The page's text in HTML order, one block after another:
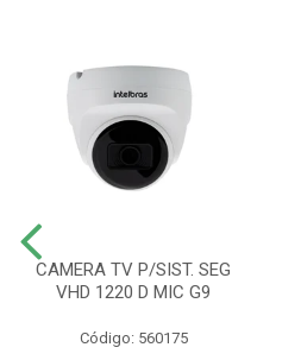
CAMERA TV P/SIST. SEG
VHD 1220 D MIC G9
Código: 560175